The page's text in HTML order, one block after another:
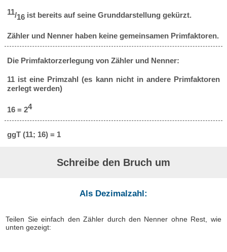
11/16ist bereits auf seine Grunddarstellung gekürzt.
Zähler und Nenner haben keine gemeinsamen Primfaktoren.
Die Primfaktorzerlegung von Zähler und Nenner:
11 ist eine Primzahl (es kann nicht in andere Primfaktoren
zerlegt werden)
16 = 24
ggT (11; 16) = 1
Schreibe den Bruch um
Als Dezimalzahl:
Teilen Sie einfach den Zähler durch den Nenner ohne Rest, wie
unten gezeigt: